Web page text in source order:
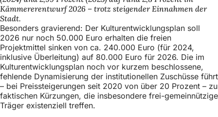
e
n
s
i
c
h
h
Kämmererentwurf 2026 – trotz steigender Einnahmen der
Stadt.
Besonders gravierend: Der Kulturentwicklungsplan soll
2026 nur noch 50.000 Euro erhalten die freien
Projektmittel sinken von ca. 240.000 Euro (für 2024,
inklusive Überleitung) auf 80.000 Euro für 2026. Die im
Kulturentwicklungsplan noch vor kurzem beschlossene,
fehlende Dynamisierung der institutionellen Zuschüsse führt
– bei Preissteigerungen seit 2020 von über 20 Prozent – zu
faktischen Kürzungen, die insbesondere frei-gemeinnützige
Träger existenziell treffen.